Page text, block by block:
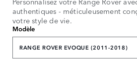
authentiques - méticuleusement
votre style de vie.
Modèle
RANGE ROVER EVOQUE (2011-2018)